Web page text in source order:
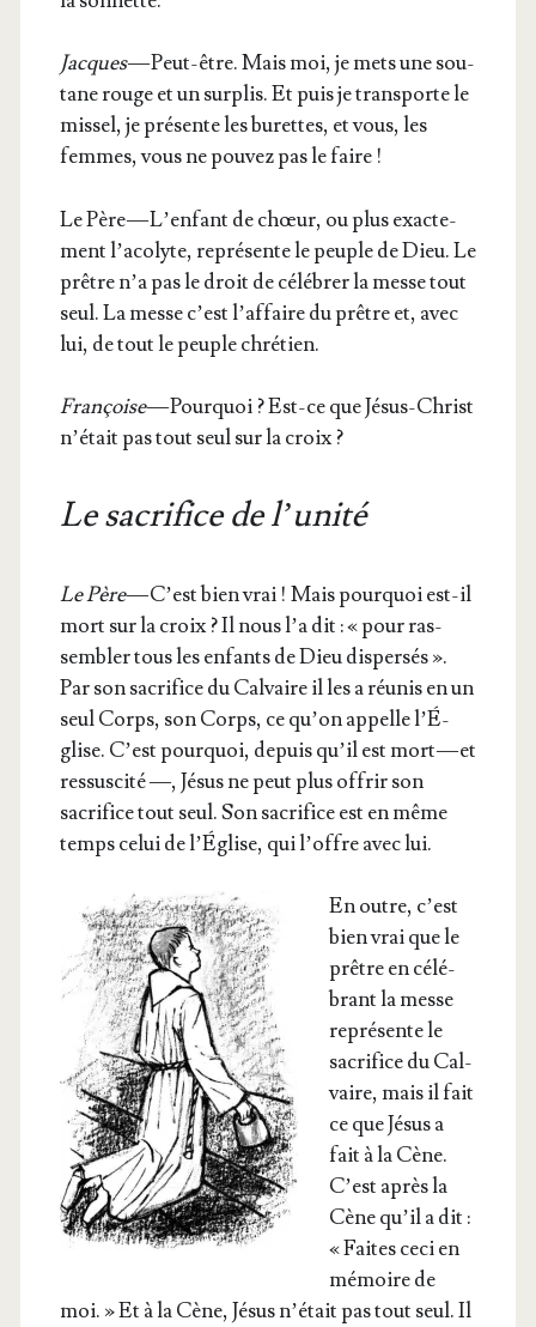
Jacques— Peut-être. Mais moi, je mets une sou­
tane rouge et un sur­plis. Et puis je trans­porte le
mis­sel, je pré­sente les burettes, et vous, les
femmes, vous ne pou­vez pas le faire !
Le Père — L’en­fant de chœur, ou plus exac­te­
ment l’a­co­lyte, repré­sente le peuple de Dieu. Le
prêtre n’a pas le droit de célé­brer la messe tout
seul. La messe c’est l’af­faire du prêtre et, avec
lui, de tout le peuple chrétien.
Fran­çoise— Pour­quoi ? Est-ce que Jésus-Christ
n’é­tait pas tout seul sur la croix ?
Le sacrifice de l’unité
Le Père— C’est bien vrai ! Mais pour­quoi est-il
mort sur la croix ? Il nous l’a dit : « pour ras­
sem­bler tous les enfants de Dieu dis­per­sés ».
Par son sacri­fice du Cal­vaire il les a réunis en un
seul Corps, son Corps, ce qu’on appelle l’É­
glise. C’est pour­quoi, depuis qu’il est mort — et
res­sus­ci­té —, Jésus ne peut plus offrir son
sacri­fice tout seul. Son sacri­fice est en même
temps celui de l’É­glise, qui l’offre avec lui.
En outre, c’est
bien vrai que le
prêtre en célé­
brant la messe
repré­sente le
sacri­fice du Cal­
vaire, mais il fait
ce que Jésus a
fait à la Cène.
C’est après la
Cène qu’il a dit :
« Faites ceci en
mémoire de
moi. » Et à la Cène, Jésus n’é­tait pas tout seul. Il